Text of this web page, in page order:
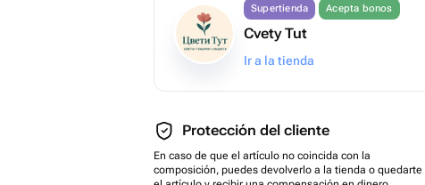
Supertienda Acepta bonos
Cvety Tut
Ir a la tienda
Protección del cliente
En caso de que el artículo no coincida con la
composición, puedes devolverlo a la tienda o quedarte